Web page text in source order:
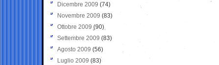
Dicembre 2009 (74)
Novembre 2009 (83)
Ottobre 2009 (90)
Settembre 2009 (83)
Agosto 2009 (56)
Luglio 2009 (83)